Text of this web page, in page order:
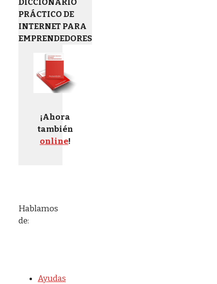
DICCIONARIO
PRÁCTICO DE
INTERNET PARA
EMPRENDEDORES
¡Ahora
también
online!
Hablamos
de:
Ayudas